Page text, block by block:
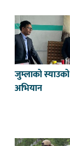
जुम्लाको
अभियान